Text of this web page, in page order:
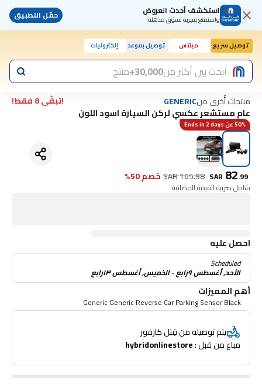
استكشف أحدث العروض
واستمتع بتجربة تسوّق مذهلة! حمّل التطبيق
توصيل سريع مينتس توصيل بموعد إلكترونيات
اليوم, 2:00 مابحث بين أكثر من30,000+ منتج
منتجات أُخرى منGENERIC
!تبقّى 8 فقط!
عام مستشعر عكسي لركن السيارة اسود اللون
50% عن Ends in 2 days
SAR 82.99
SAR165.98 خصم 50%
شامل ضريبة القيمة المضافة
احصل عليه
Scheduled
الأحد, أغسطس ٩رابع - الخميس, أغسطس ١٣رابع
أهم المميزات
Generic Generic Reverse Car Parking Sensor Black
يتم توصيله من قِبَل كارفور
مباع من قبل : hybridonlinestore